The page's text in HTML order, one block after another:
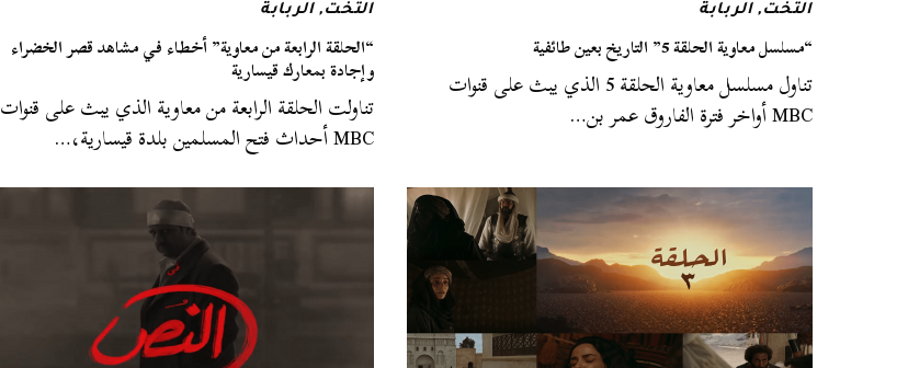
التخت,الربابة
“مسلسل معاوية الحلقة 5” التاريخ بعين طائفية
تناول مسلسل معاوية الحلقة 5 الذي يبث على قنوات
MBC أواخر فترة الفاروق عمر بن…
التخت,الربابة
“الحلقة الرابعة من معاوية” أخطاء في مشاهد قصر الخضراء
وإجادة بمعارك قيسارية
تناولت الحلقة الرابعة من معاوية الذي يبث على قنوات
MBC أحداث فتح المسلمين بلدة قيسارية،…